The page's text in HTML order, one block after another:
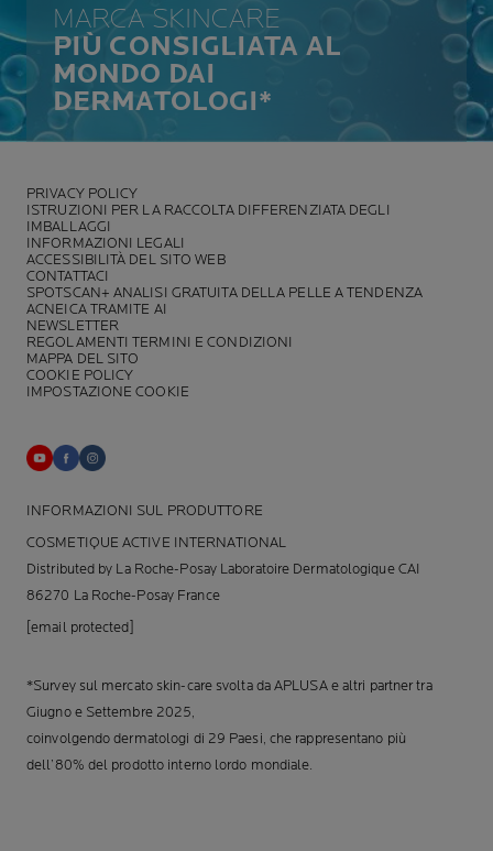
MARCA SKINCARE
PIÙ CONSIGLIATA AL
MONDO DAI
DERMATOLOGI*
PRIVACY POLICY
ISTRUZIONI PER LA RACCOLTA DIFFERENZIATA DEGLI
IMBALLAGGI
INFORMAZIONI LEGALI
ACCESSIBILITÀ DEL SITO WEB
CONTATTACI
SPOTSCAN+ ANALISI GRATUITA DELLA PELLE A TENDENZA
ACNEICA TRAMITE AI
NEWSLETTER
REGOLAMENTI TERMINI E CONDIZIONI
MAPPA DEL SITO
COOKIE POLICY
IMPOSTAZIONE COOKIE
INFORMAZIONI SUL PRODUTTORE
COSMETIQUE ACTIVE INTERNATIONAL
Distributed by La Roche-Posay Laboratoire Dermatologique CAI
86270 La Roche-Posay France
[email protected]
*Survey sul mercato skin-care svolta da APLUSA e altri partner tra
Giugno e Settembre 2025,
coinvolgendo dermatologi di 29 Paesi, che rappresentano più
dell’80% del prodotto interno lordo mondiale.